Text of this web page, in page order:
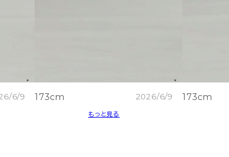
6/9 173cm 2026/6/9 173cm
もっと見る